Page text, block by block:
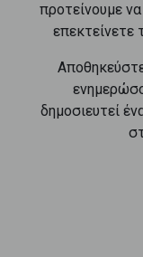
προτείνουμε
επεκτείνετε
δημοσιευτεί